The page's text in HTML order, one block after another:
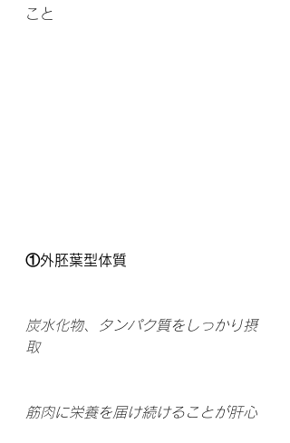
こと
①外胚葉型体質
炭水化物、タンパク質をしっかり摂
取
筋肉に栄養を届け続けることが肝心